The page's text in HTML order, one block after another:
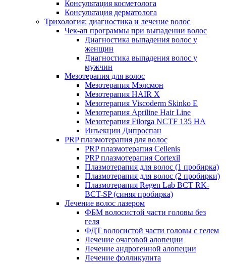
Консультация косметолога
Консультация дерматолога
Трихология: диагностика и лечение волос
Чек-ап программы при выпадении волос
Диагностика выпадения волос у
женщин
Диагностика выпадения волос у
мужчин
Мезотерапия для волос
Мезотерапия Мэлсмон
Мезотерапия HAIR X
Мезотерапия Viscoderm Skinko E
Мезотерапия Apriline Hair Line
Мезотерапия Filorga NCTF 135 HA
Инъекции Дипроспан
PRP плазмотерапия для волос
PRP плазмотерапия Cellenis
PRP плазмотерапия Cortexil
Плазмотерапия для волос (1 пробирка)
Плазмотерапия для волос (2 пробирки)
Плазмотерапия Regen Lab BCT RK-
BCT-SP (синяя пробирка)
Лечение волос лазером
ФБМ волосистой части головы без
геля
ФДТ волосистой части головы с гелем
Лечение очаговой алопеции
Лечение андрогенной алопеции
Лечение фолликулита